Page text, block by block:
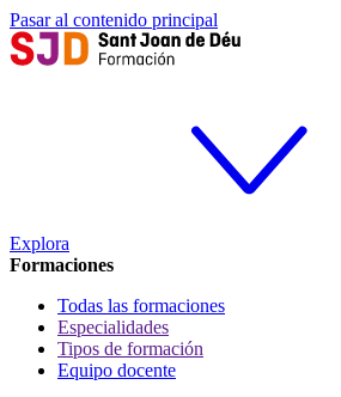
Pasar al contenido principal
Explora
Formaciones
Todas las formaciones
Especialidades
Tipos de formación
Equipo docente